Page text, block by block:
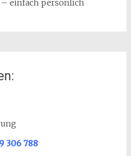
einfach persönlich
306 788